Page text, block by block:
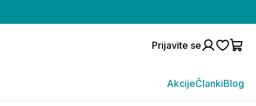
Prijavite se
AkcijeČlankiBlog